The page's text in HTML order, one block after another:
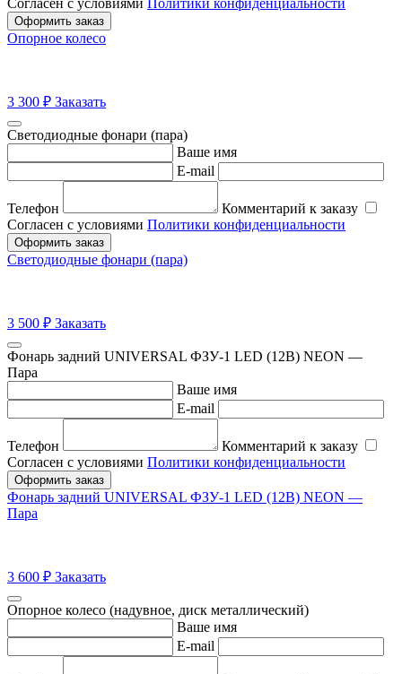
Оформить заказ
Опорное колесо
3 300 ₽ Заказать
Светодиодные фонари (пара)
Ваше имя
E-mail
Телефон
Комментарий к заказу
Согласен с условиями Политики конфиденциальности
Оформить заказ
Светодиодные фонари (пара)
3 500 ₽ Заказать
Фонарь задний UNIVERSAL ФЗУ-1 LED (12В) NEON —
Пара
Ваше имя
E-mail
Телефон
Комментарий к заказу
Согласен с условиями Политики конфиденциальности
Оформить заказ
Фонарь задний UNIVERSAL ФЗУ-1 LED (12В) NEON —
Пара
3 600 ₽ Заказать
Опорное колесо (надувное, диск металлический)
Ваше имя
E-mail